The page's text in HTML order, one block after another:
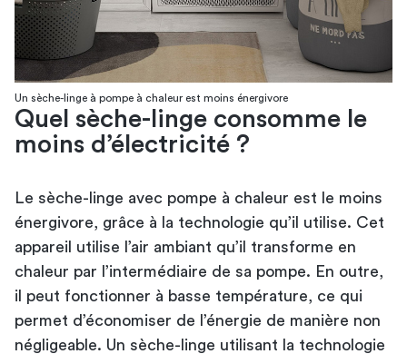
Un sèche-linge à pompe à chaleur est moins énergivore
Quel sèche-linge consomme le
moins d’électricité ?
Le sèche-linge avec pompe à chaleur est le moins
énergivore, grâce à la technologie qu’il utilise. Cet
appareil utilise l’air ambiant qu’il transforme en
chaleur par l’intermédiaire de sa pompe. En outre,
il peut fonctionner à basse température, ce qui
permet d’économiser de l’énergie de manière non
négligeable. Un sèche-linge utilisant la technologie